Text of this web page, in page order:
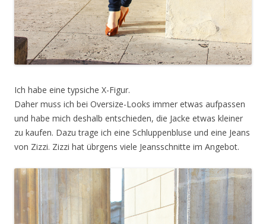
Ich habe eine typsiche X-Figur.
Daher muss ich bei Oversize-Looks immer etwas aufpassen
und habe mich deshalb entschieden, die Jacke etwas kleiner
zu kaufen. Dazu trage ich eine Schluppenbluse und eine Jeans
von Zizzi. Zizzi hat übrgens viele Jeansschnitte im Angebot.